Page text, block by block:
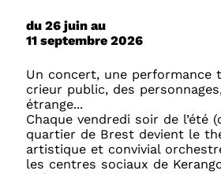
du 26 juin au
11 septembre 2026
Un concert, une performance
crieur public, des
étrange...
Chaque vendredi soir de l’été
quartier de Brest devient le
artistique et convivial
les centres sociaux de